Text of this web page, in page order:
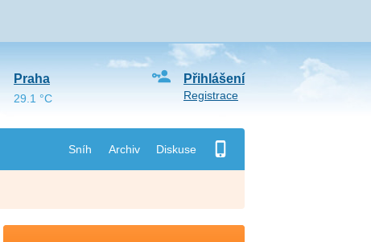
Sníh Archiv Diskuse
Přihlášení
Registrace
Praha
29.1 °C